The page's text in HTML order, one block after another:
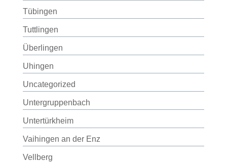
Tübingen
Tuttlingen
Überlingen
Uhingen
Uncategorized
Untergruppenbach
Untertürkheim
Vaihingen an der Enz
Vellberg